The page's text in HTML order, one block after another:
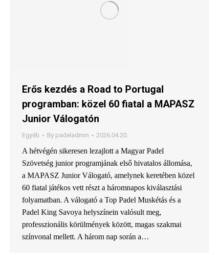
Erős kezdés a Road to Portugal
programban: közel 60 fiatal a MAPASZ
Junior Válogatón
Egyéb By padeladmin 2026.04.20.
A hétvégén sikeresen lezajlott a Magyar Padel
Szövetség junior programjának első hivatalos állomása,
a MAPASZ Junior Válogató, amelynek keretében közel
60 fiatal játékos vett részt a háromnapos kiválasztási
folyamatban. A válogató a Top Padel Muskétás és a
Padel King Savoya helyszínein valósult meg,
professzionális körülmények között, magas szakmai
színvonal mellett. A három nap során a…